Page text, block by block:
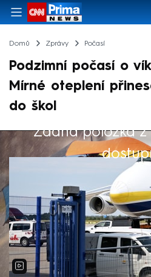
Domů Zprávy Počasí
Podzimní počasí o
Mírné oteplení
do škol
Žádná položka z
Výběr redakce